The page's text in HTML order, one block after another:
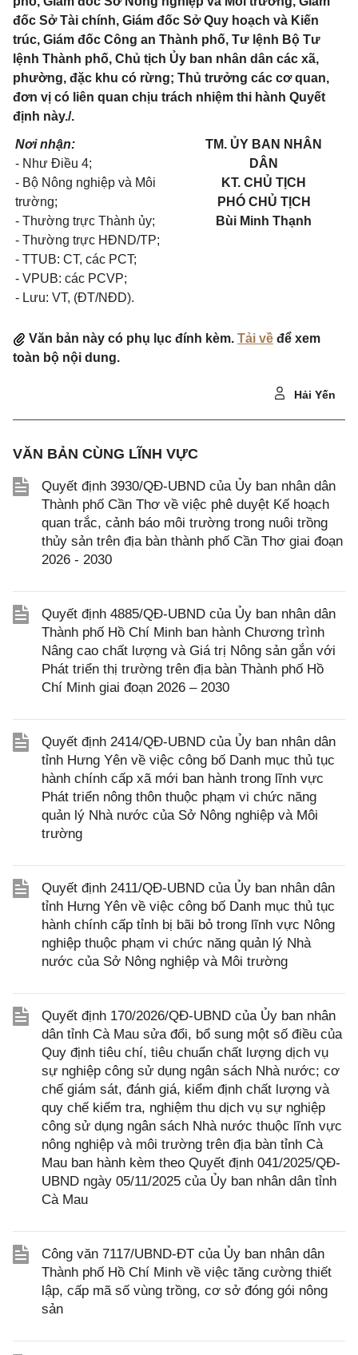
đốc Sở Tài chính, Giám đốc Sở Quy hoạch và Kiến
trúc, Giám đốc Công an Thành phố, Tư lệnh Bộ Tư
lệnh Thành phố, Chủ tịch Ủy ban nhân dân các xã,
phường, đặc khu có rừng; Thủ trưởng các cơ quan,
đơn vị có liên quan chịu trách nhiệm thi hành Quyết
định này./.
Nơi nhận:
- Như Điều 4;
- Bộ Nông nghiệp và Môi
trường;
- Thường trực Thành ủy;
- Thường trực HĐND/TP;
- TTUB: CT, các PCT;
- VPUB: các PCVP;
- Lưu: VT, (ĐT/NĐD).
TM. ỦY BAN NHÂN
DÂN
KT. CHỦ TỊCH
PHÓ CHỦ TỊCH
Bùi Minh Thạnh
Văn bản này có phụ lục đính kèm. Tải về để xem
toàn bộ nội dung.
Hải Yến
VĂN BẢN CÙNG LĨNH VỰC
Quyết định 3930/QĐ-UBND của Ủy ban nhân dân
Thành phố Cần Thơ về việc phê duyệt Kế hoạch
quan trắc, cảnh báo môi trường trong nuôi trồng
thủy sản trên địa bàn thành phố Cần Thơ giai đoạn
2026 - 2030
Quyết định 4885/QĐ-UBND của Ủy ban nhân dân
Thành phố Hồ Chí Minh ban hành Chương trình
Nâng cao chất lượng và Giá trị Nông sản gắn với
Phát triển thị trường trên địa bàn Thành phố Hồ
Chí Minh giai đoạn 2026 – 2030
Quyết định 2414/QĐ-UBND của Ủy ban nhân dân
tỉnh Hưng Yên về việc công bố Danh mục thủ tục
hành chính cấp xã mới ban hành trong lĩnh vực
Phát triển nông thôn thuộc phạm vi chức năng
quản lý Nhà nước của Sở Nông nghiệp và Môi
trường
Quyết định 2411/QĐ-UBND của Ủy ban nhân dân
tỉnh Hưng Yên về việc công bố Danh mục thủ tục
hành chính cấp tỉnh bị bãi bỏ trong lĩnh vực Nông
nghiệp thuộc phạm vi chức năng quản lý Nhà
nước của Sở Nông nghiệp và Môi trường
Quyết định 170/2026/QĐ-UBND của Ủy ban nhân
dân tỉnh Cà Mau sửa đổi, bổ sung một số điều của
Quy định tiêu chí, tiêu chuẩn chất lượng dịch vụ
sự nghiệp công sử dụng ngân sách Nhà nước; cơ
chế giám sát, đánh giá, kiểm định chất lượng và
quy chế kiểm tra, nghiệm thu dịch vụ sự nghiệp
công sử dụng ngân sách Nhà nước thuộc lĩnh vực
nông nghiệp và môi trường trên địa bàn tỉnh Cà
Mau ban hành kèm theo Quyết định 041/2025/QĐ-
UBND ngày 05/11/2025 của Ủy ban nhân dân tỉnh
Cà Mau
Công văn 7117/UBND-ĐT của Ủy ban nhân dân
Thành phố Hồ Chí Minh về việc tăng cường thiết
lập, cấp mã số vùng trồng, cơ sở đóng gói nông
sản